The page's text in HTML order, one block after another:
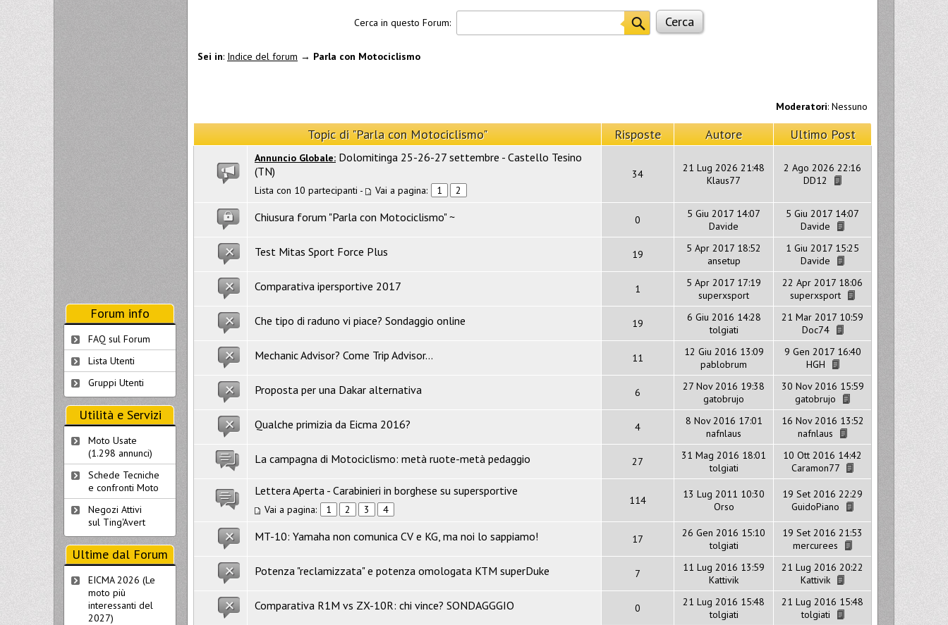
Cerca in questo Forum:
Sei in: Indice del forum → Parla con Motociclismo
Moderatori: Nessuno
Topic di "Parla con Motociclismo" Risposte Autore Ultimo Post
Annuncio Globale: Dolomitinga 25-26-27 settembre - Castello Tesino
(TN)
Lista con 10 partecipanti - Vai a pagina: 1 2
34
21 Lug 2026 21:48
Klaus77
2 Ago 2026 22:16
DD12
Chiusura forum "Parla con Motociclismo" ~ 0
5 Giu 2017 14:07
Davide
5 Giu 2017 14:07
Davide
Test Mitas Sport Force Plus 19
5 Apr 2017 18:52
ansetup
1 Giu 2017 15:25
Davide
Comparativa ipersportive 2017 1
5 Apr 2017 17:19
superxsport
22 Apr 2017 18:06
superxsport
Che tipo di raduno vi piace? Sondaggio online 19
6 Giu 2016 14:28
tolgiati
21 Mar 2017 10:59
Doc74
Mechanic Advisor? Come Trip Advisor... 11
12 Giu 2016 13:09
pablobrum
9 Gen 2017 16:40
HGH
Proposta per una Dakar alternativa 6
27 Nov 2016 19:38
gatobrujo
30 Nov 2016 15:59
gatobrujo
Qualche primizia da Eicma 2016? 4
8 Nov 2016 17:01
nafnlaus
16 Nov 2016 13:52
nafnlaus
La campagna di Motociclismo: metà ruote-metà pedaggio 27
31 Mag 2016 18:01
tolgiati
10 Ott 2016 14:42
Caramon77
Lettera Aperta - Carabinieri in borghese su supersportive
Vai a pagina: 1 2 3 4
114
13 Lug 2011 10:30
Orso
19 Set 2016 22:29
GuidoPiano
MT-10: Yamaha non comunica CV e KG, ma noi lo sappiamo! 17
26 Gen 2016 15:10
tolgiati
19 Set 2016 21:53
mercurees
Potenza "reclamizzata" e potenza omologata KTM superDuke 7
11 Lug 2016 13:59
Kattivik
21 Lug 2016 20:22
Kattivik
Comparativa R1M vs ZX-10R: chi vince? SONDAGGGIO 0
21 Lug 2016 15:48
tolgiati
21 Lug 2016 15:48
tolgiati
Forum info
FAQ sul Forum
Lista Utenti
Gruppi Utenti
Utilità e Servizi
Moto Usate
(1.298 annunci)
Schede Tecniche
e confronti Moto
Negozi Attivi
sul Ting'Avert
Ultime dal Forum
EICMA 2026 (Le
moto più
interessanti del
2027)